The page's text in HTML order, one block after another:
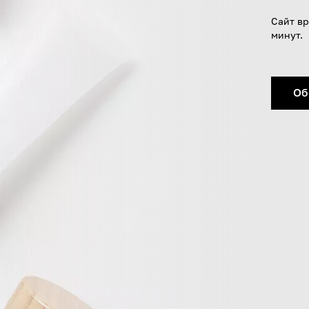
Сайт
минут.